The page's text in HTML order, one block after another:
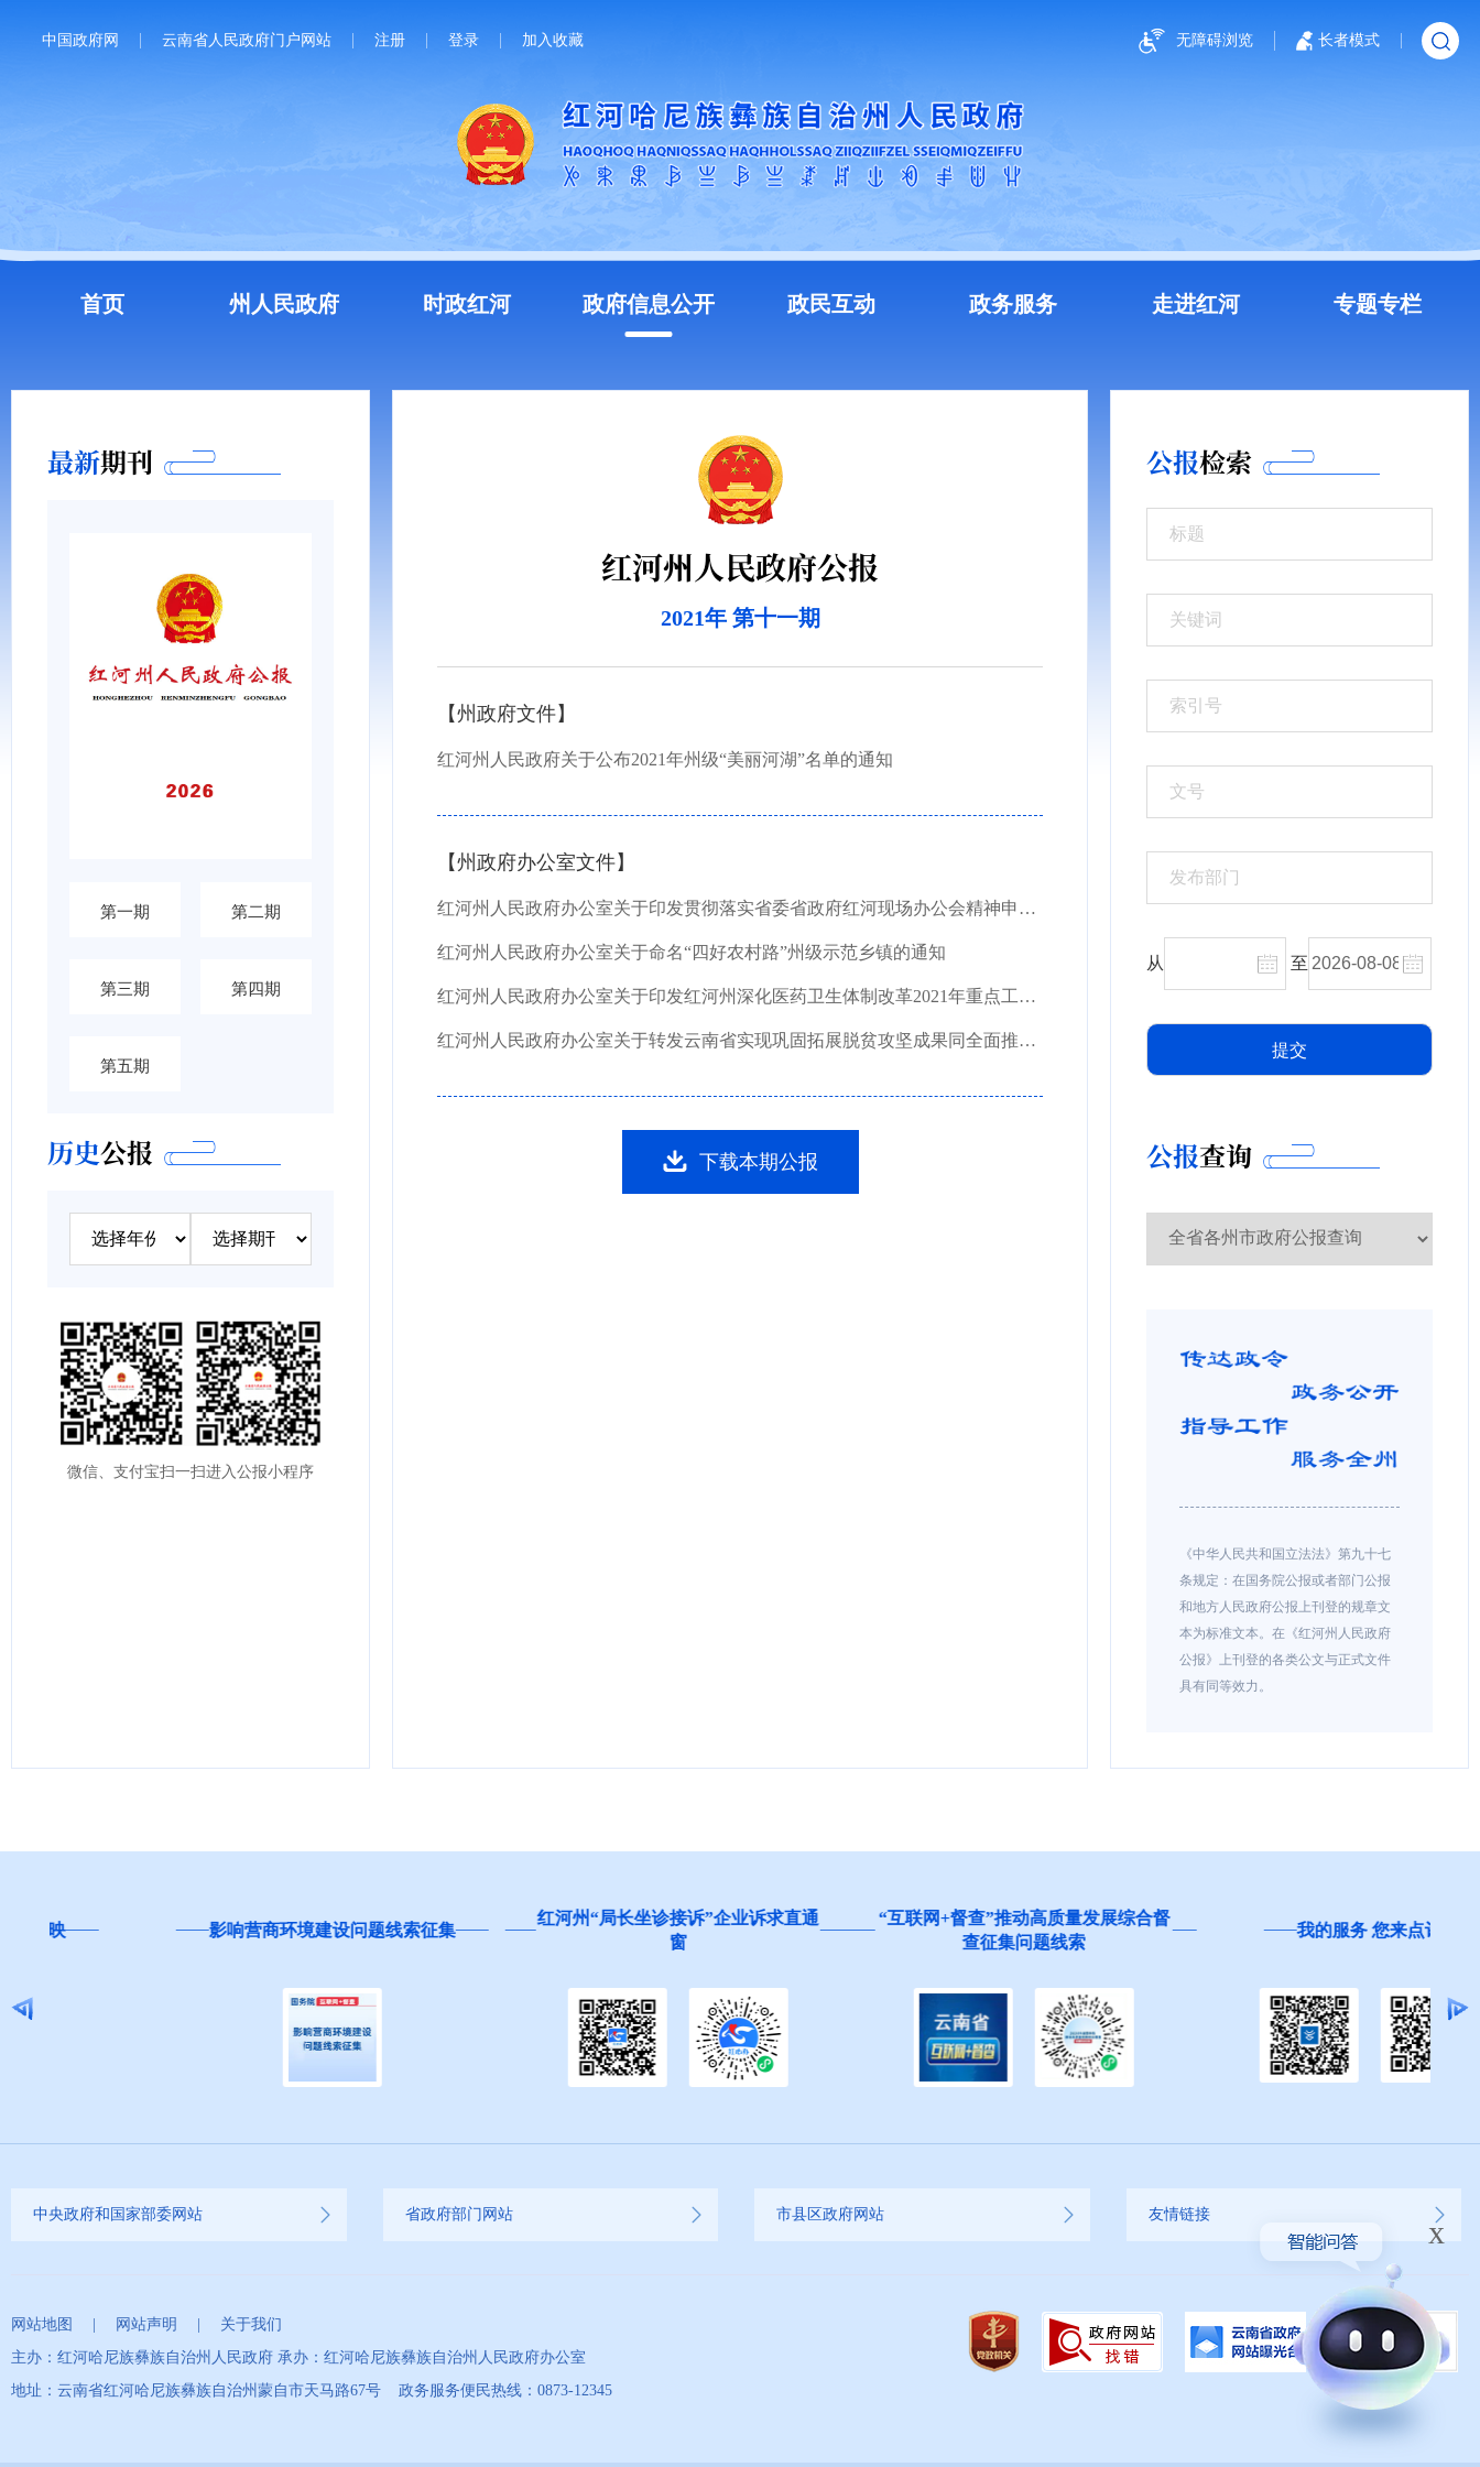
中国政府网 云南省人民政府门户网站 注册 登录 加入收藏 无障碍浏览 长者模式
首页 州人民政府 时政红河 政府信息公开 政民互动 政务服务 走进红河 专题专栏
最新期刊
第一期 第二期
第三期 第四期
第五期
历史公报
微信、支付宝扫一扫进入公报小程序
红河州人民政府公报
2021年 第十一期
【州政府文件】
红河州人民政府关于公布2021年州级“美丽河湖”名单的通知
【州政府办公室文件】
红河州人民政府办公室关于印发贯彻落实省委省政府红河现场办公会精神申报云南省哀牢山红河哈...
红河州人民政府办公室关于命名“四好农村路”州级示范乡镇的通知
红河州人民政府办公室关于印发红河州深化医药卫生体制改革2021年重点工作任务清单的通知
红河州人民政府办公室关于转发云南省实现巩固拓展脱贫攻坚成果同全面推进乡村振兴有效衔接农...
下载本期公报
公报检索
从 至
公报查询
《中华人民共和国立法法》第九十七
条规定：在国务院公报或者部门公报
和地方人民政府公报上刊登的规章文
本为标准文本。在《红河州人民政府
公报》上刊登的各类公文与正式文件
具有同等效力。
影响营商环境建设问题线索征集
红河州“局长坐诊接诉”企业诉求直通
“互联网+督查”推动高质量发展综合督
查征集问题线索
我的服务 您来点评
中央政府和国家部委网站 省政府部门网站 市县区政府网站 友情链接
网站地图 网站声明
关于我们
主办：红河哈尼族彝族自治州人民政府 承办：红河哈尼族彝族自治州人民政府办公室
地址：云南省红河哈尼族彝族自治州蒙自市天马路67号 政务服务便民热线：0873-12345
x